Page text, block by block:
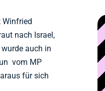
nach Israel,
auch in
vom MP
für sich